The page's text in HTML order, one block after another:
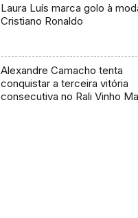
Laura Luís marca golo à
Cristiano Ronaldo
Alexandre Camacho tenta
conquistar a terceira vitória
consecutiva no Rali Vinho